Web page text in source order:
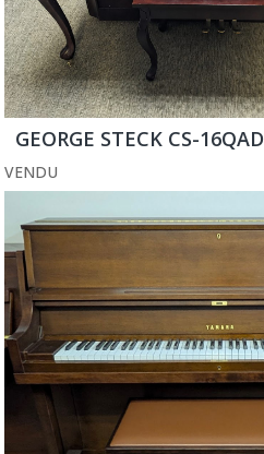
GEORGE STECK CS-16QAD
VENDU